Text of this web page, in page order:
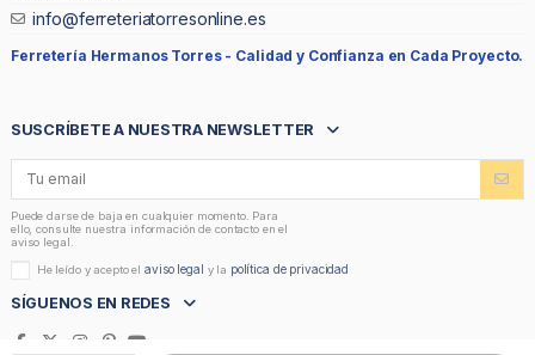
info@ferreteriatorresonline.es
Ferretería Hermanos Torres - Calidad y Confianza en Cada Proyecto.
SUSCRÍBETE A NUESTRA NEWSLETTER
Puede darse de baja en cualquier momento. Para
ello, consulte nuestra información de contacto en el
aviso legal.
He leído y acepto elaviso legal y la política de privacidad
SÍGUENOS EN REDES